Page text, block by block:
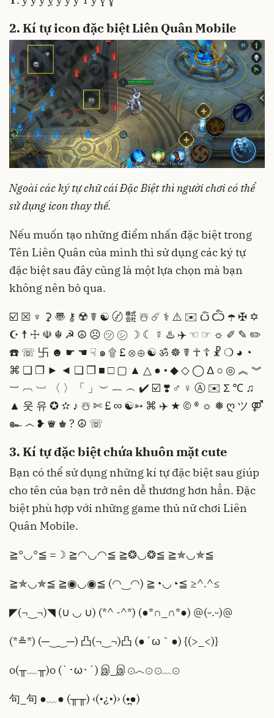
2. Kí tự icon đặc biệt Liên Quân Mobile
Ngoài các ký tự chữ cái Đặc Biệt thì người chơi có thể
sử dụng icon thay thế.
Nếu muốn tạo những điểm nhấn đặc biệt trong
Tên Liên Quân của mình thì sử dụng các ký tự
đặc biệt sau đây cũng là một lựa chọn mà bạn
không nên bỏ qua.
☑️ ☒ ♆ ⚳ 〠 ⚷ ☢️ ☤ ☯️ 〄 ㍿ ☃️ ☄️ ⚕ ⚠️ ✉️ ѽ Ѽ ☂️ ✠ ✡️
☪️ ☨ ☩ ☫ ☬ ☭ ☮️ ☹️ ㋡ ㋛ ☽ ☾ ☿ ♨️ ✈️ ☜ ☞ ☼ ✐ ✎ ✏️
☎️ ☏ 卐 ☻ ☛ ☚ ☟ ๑ ۩ £ ⊗ ⊕ ☯️ ॐ ☸️ ☤ ☥ ☦️ ☧ ❍ ◕ ◔
⌘ ❏ ❐ ► ◄ ❑ ❒ ■ □ ▢ ▲ △ ● • ◆ ◇ ◯ Δ ○ ◎ ︽ ︾
︸ ︹ ︺ 〈 〉「 」︶ ︷ ︵ ✔️ ☑️ ❣️ ♂ ♀ Ⓐ ✉️ Σ ℃ ♫
▲ 웃 유 ✪ ✫ ♪ ☃️ ✄ £ ∞ ☯️➳ ⌘ ✈️ ★ © ® ☼ ❅ ღ ツ ⚤
๛ ෴ ❥ ♛ ♚ ? ☮️ ☏
3. Kí tự đặc biệt chứa khuôn mặt cute
Bạn có thể sử dụng những kí tự đặc biệt sau giúp
cho tên của bạn trở nên dễ thương hơn hẳn. Đặc
biệt phù hợp với những game thủ nữ chơi Liên
Quân Mobile.
≧°◡°≦ =☽ ≧◠◡◠≦ ≧❂◡❂≦ ≧✯◡✯≦
≧✯◡✯≦ ≧◉◡◉≦ (◠‿◠) ≧◔◡◔≦ ≥^.^≤
◤(¬‿¬)◥ (∪ ◡ ∪) (*^ -^*) (●*∩_∩*●) @(ᵕ.ᵕ)@
(*≗*) (─‿‿─) 凸(¬‿¬)凸 (●´ω｀●) {(>_<)}
o(╥﹏╥)o (`･ω･´) இ_இ ⊙︿⊙ ⊙﹏⊙
句_句 ●﹏● (╥╥) ‹(•¿•)› (•̪●)